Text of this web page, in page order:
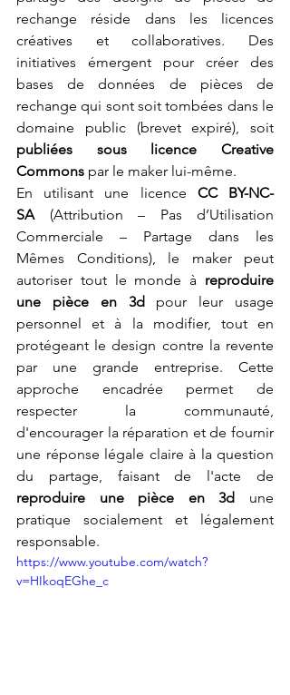
rechange réside dans les licences
créatives et collaboratives. Des
initiatives émergent pour créer des
bases de données de pièces de
rechange qui sont soit tombées dans le
publiées sous licence Creative
Commons par le maker lui-même.
En utilisant une licence CC BY-NC-
SA (Attribution – Pas d’Utilisation
Commerciale – Partage dans les
Mêmes Conditions), le maker peut
autoriser tout le monde à reproduire
une pièce en 3d pour leur usage
personnel et à la modifier, tout en
protégeant le design contre la revente
par une grande entreprise. Cette
approche encadrée permet de
respecter la communauté,
d'encourager la réparation et de fournir
une réponse légale claire à la question
reproduire une pièce en 3d
une
pratique socialement et légalement
responsable.
https://www.youtube.com/watch?
v=HIkoqEGhe_c